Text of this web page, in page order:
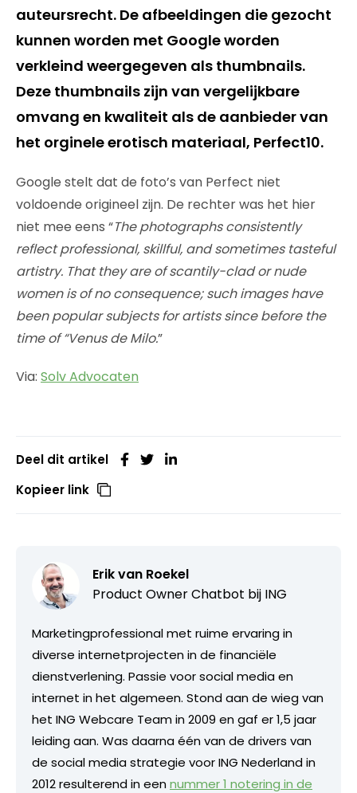
auteursrecht. De afbeeldingen die gezocht
kunnen worden met Google worden
verkleind weergegeven als thumbnails.
Deze thumbnails zijn van vergelijkbare
omvang en kwaliteit als de aanbieder van
het orginele erotisch materiaal, Perfect10.
Google stelt dat de foto’s van Perfect niet
voldoende origineel zijn. De rechter was het hier
niet mee eens “The photographs consistently
reflect professional, skillful, and sometimes tasteful
artistry. That they are of scantily-clad or nude
women is of no consequence; such images have
been popular subjects for artists since before the
time of “Venus de Milo.”
Via: Solv Advocaten
Deel dit artikel
Kopieer link
Erik van Roekel
Product Owner Chatbot bij ING
Marketingprofessional met ruime ervaring in
diverse internetprojecten in de financiële
dienstverlening. Passie voor social media en
internet in het algemeen. Stond aan de wieg van
het ING Webcare Team in 2009 en gaf er 1,5 jaar
leiding aan. Was daarna één van de drivers van
de social media strategie voor ING Nederland in
2012 resulterend in eennummer 1 notering in de